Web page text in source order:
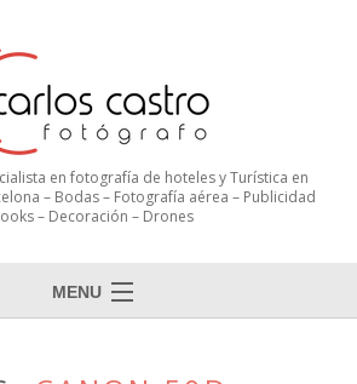
en fotografía de hoteles y Turística en
– Bodas – Fotografía aérea – Publicidad
– Decoración – Drones
MENU